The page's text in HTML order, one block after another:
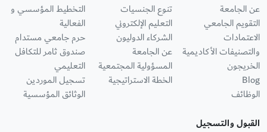
عن الجامعة
التقويم الجامعي
الاعتمادات
والتصنيفات الأكاديمية
الخريجون
Blog
الوظائف
تنوع الجنسيات
التعليم الإلكتروني
الشركاء الدوليون
عن الجامعة
المسؤولية المجتمعية
الخطة الاستراتيجية
التخطيط المؤسسي و
الفعالية
حرم جامعي مستدام
صندوق ثامر للتكافل
التعليمي
تسجيل الموردين
الوثائق المؤسسية
القبول والتسجيل